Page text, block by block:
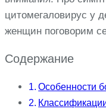
цитомегаловирус у
женщин поговорим
Содержание
Особенности